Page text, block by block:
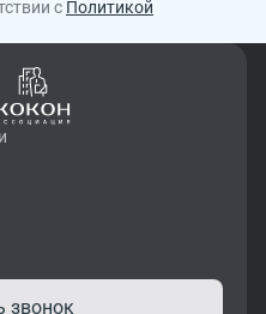
с Политикой
звонок